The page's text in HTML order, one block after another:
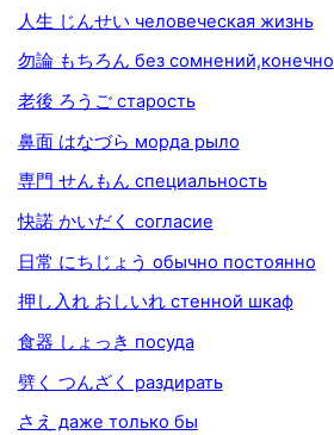
人生 じんせい человеческая жизнь
勿論 もちろん без сомнений,конечно
老後 ろうご старость
鼻面 はなづら морда рыло
専門 せんもん специальность
快諾 かいだく согласие
日常 にちじょう обычно постоянно
押し入れ おしいれ стенной шкаф
食器 しょっき посуда
劈く つんざく раздирать
さえ даже только бы